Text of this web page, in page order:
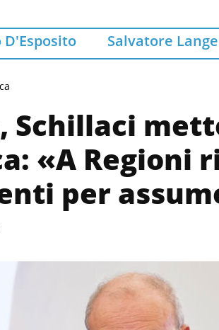
D'Esposito Salvatore
Schillaci
«A Regioni
per